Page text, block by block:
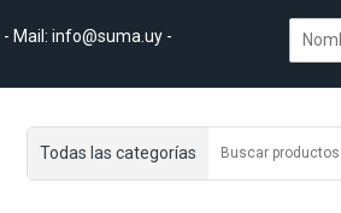
- Mail: info@suma.uy -
Todas las categorías